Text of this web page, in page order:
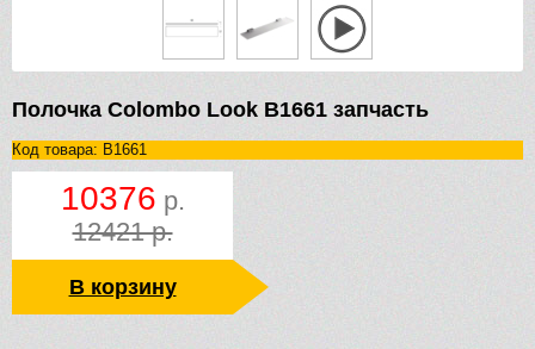
Полочка Colombo Look B1661 запчасть
Код товара: B1661
10376 р.
12421 р.
В корзину